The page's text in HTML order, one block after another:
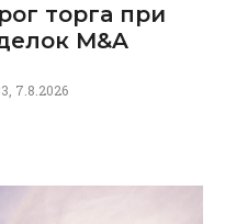
торга при
M&A
7.8.2026